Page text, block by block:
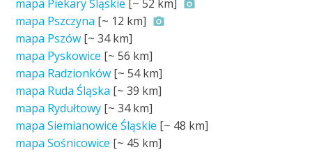
mapa Piekary Śląskie [~52 km]
mapa Pszczyna [~ 12 km]
mapa Pszów [~34 km]
mapa Pyskowice [~56 km]
mapa Radzionków [~54 km]
mapa Ruda Śląska [~39 km]
mapa Rydułtowy [~34 km]
mapa Siemianowice Śląskie [~ 48 km]
mapa Sośnicowice [~ 45 km]